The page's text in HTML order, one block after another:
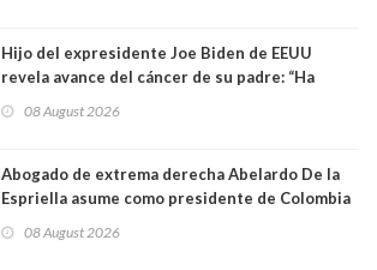
Hijo del expresidente Joe Biden de EEUU
revela avance del cáncer de su padre: “Ha
08 August 2026
Abogado de extrema derecha Abelardo De la
Espriella asume como presidente de Colombia
08 August 2026